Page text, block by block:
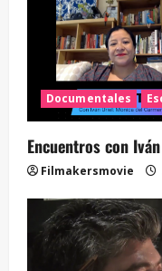
Documentales
Encuentros con
Filmakersmovie